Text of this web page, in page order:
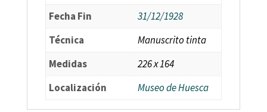
Fecha Fin
31/12/1928
Técnica
Manuscrito tinta
Medidas
226 x 164
Localización
Museo de Huesca